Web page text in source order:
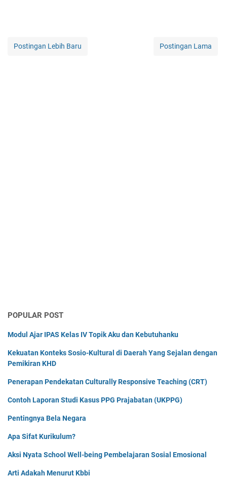
Postingan Lebih Baru Postingan Lama
POPULAR POST
Modul Ajar IPAS Kelas IV Topik Aku dan Kebutuhanku
Kekuatan Konteks Sosio-Kultural di Daerah Yang Sejalan dengan
Pemikiran KHD
Penerapan Pendekatan Culturally Responsive Teaching (CRT)
Contoh Laporan Studi Kasus PPG Prajabatan (UKPPG)
Pentingnya Bela Negara
Apa Sifat Kurikulum?
Aksi Nyata School Well-being Pembelajaran Sosial Emosional
Arti Adakah Menurut Kbbi